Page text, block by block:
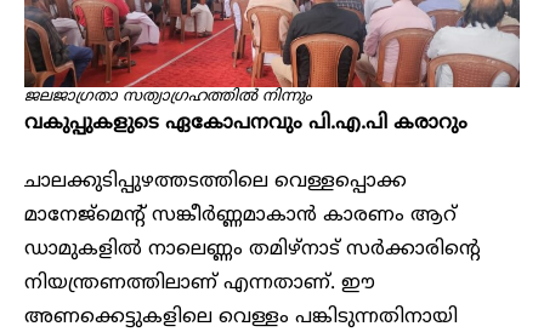
ജലജാഗ്രതാ സത്യാഗ്രഹത്തിൽ നിന്നും
വകുപ്പുകളുടെ ഏകോപനവും പി.എ.പി കരാറും
ചാലക്കുടിപ്പുഴത്തടത്തിലെ വെള്ളപ്പൊക്ക
മാനേജ്മെൻ്റ് സങ്കീർണ്ണമാകാൻ കാരണം ആറ്
ഡാമുകളിൽ നാലെണ്ണം തമിഴ്‌നാട് സർക്കാരിൻ്റെ
നിയന്ത്രണത്തിലാണ് എന്നതാണ്. ഈ
അണക്കെട്ടുകളിലെ വെള്ളം പങ്കിടുന്നതിനായി